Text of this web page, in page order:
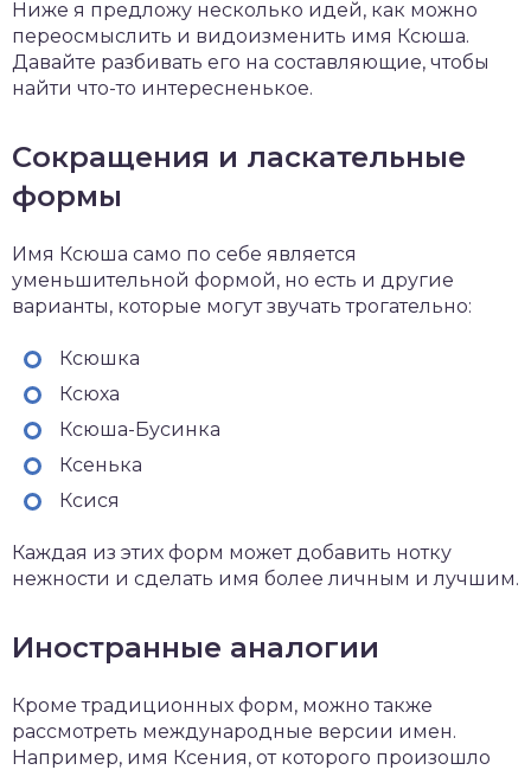
Ниже я предложу несколько идей, как можно
переосмыслить и видоизменить имя Ксюша.
Давайте разбивать его на составляющие, чтобы
найти что-то интересненькое.
Сокращения и ласкательные
формы
Имя Ксюша само по себе является
уменьшительной формой, но есть и другие
варианты, которые могут звучать трогательно:
Ксюшка
Ксюха
Ксюша-Бусинка
Ксенька
Ксися
Каждая из этих форм может добавить нотку
нежности и сделать имя более личным и лучшим.
Иностранные аналогии
Кроме традиционных форм, можно также
рассмотреть международные версии имен.
Например, имя Ксения, от которого произошло